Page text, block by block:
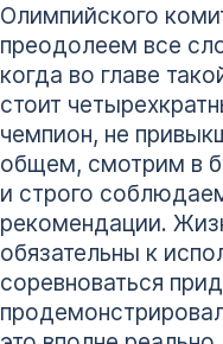
Олимпийского
преодолеем все
когда во главе
стоит
чемпион, не
общем, смотрим в
и строго
рекомендации.
обязательны к
соревноваться